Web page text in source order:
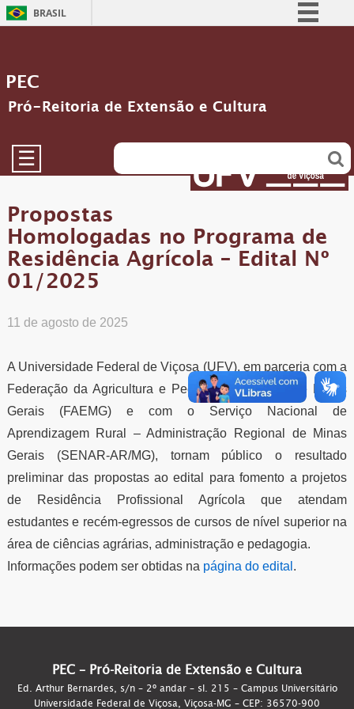
BRASIL
Acesso à informação
Legislação
PEC
Pró-Reitoria de Extensão e Cultura
☰
Propostas
Homologadas no Programa de
Residência Agrícola – Edital Nº
01/2025
11 de agosto de 2025
A Universidade Federal de Viçosa (UFV), em parceria com a
Federação da Agricultura e Pecuária do Estado de Minas
Gerais (FAEMG) e com o Serviço Nacional de
Aprendizagem Rural – Administração Regional de Minas
Gerais (SENAR-AR/MG), tornam público o resultado
preliminar das propostas ao edital para fomento a projetos
de Residência Profissional Agrícola que atendam
estudantes e recém-egressos de cursos de nível superior na
área de ciências agrárias, administração e pedagogia.
Informações podem ser obtidas na página do edital .
PEC – Pró-Reitoria de Extensão e Cultura
Ed. Arthur Bernardes, s/n – 2º andar – sl. 215 – Campus Universitário
Universidade Federal de Viçosa, Viçosa-MG – CEP: 36570-900